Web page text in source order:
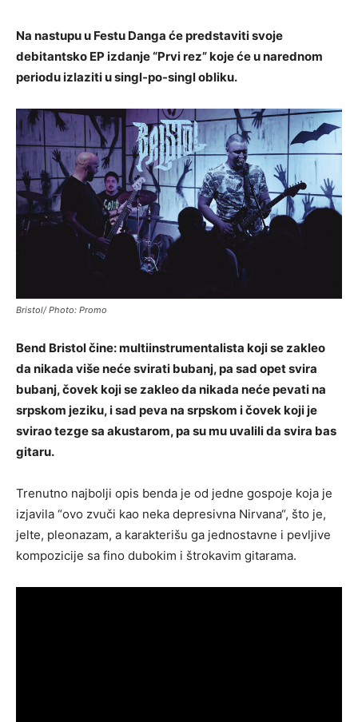
Na nastupu u Festu Danga će predstaviti svoje
debitantsko EP izdanje “Prvi rez” koje će u narednom
periodu izlaziti u singl-po-singl obliku.
Bristol/ Photo: Promo
Bend Bristol čine: multiinstrumentalista koji se zakleo
da nikada više neće svirati bubanj, pa sad opet svira
bubanj, čovek koji se zakleo da nikada neće pevati na
srpskom jeziku, i sad peva na srpskom i čovek koji je
svirao tezge sa akustarom, pa su mu uvalili da svira bas
gitaru.
Trenutno najbolji opis benda je od jedne gospoje koja je
izjavila “ovo zvuči kao neka depresivna Nirvana“, što je,
jelte, pleonazam, a karakterišu ga jednostavne i pevljive
kompozicije sa fino dubokim i štrokavim gitarama.